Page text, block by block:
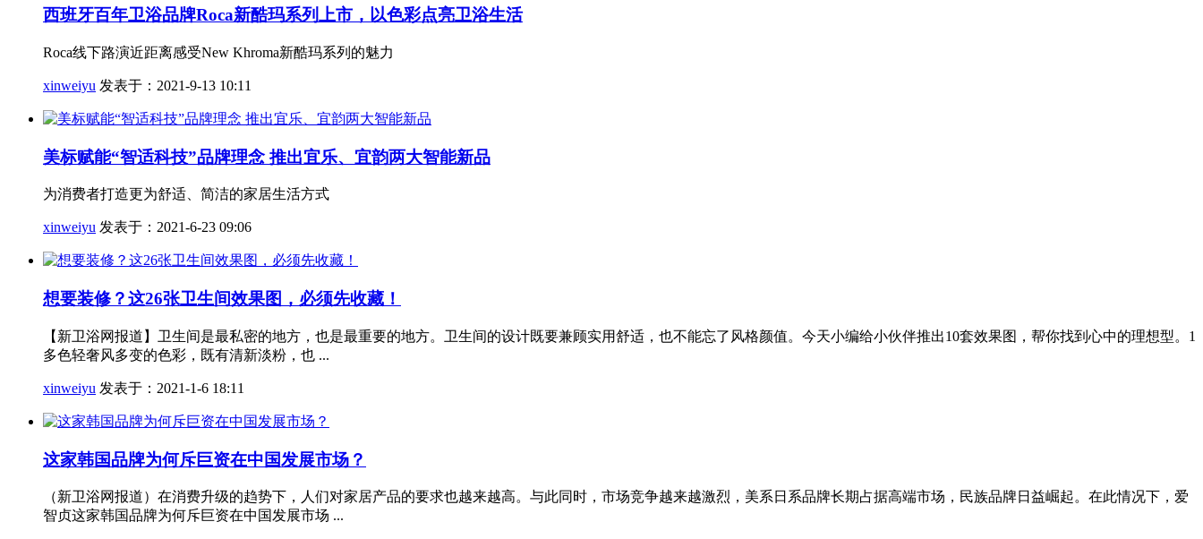
西班牙百年卫浴品牌Roca新酷玛系列上市，以色彩点亮卫浴生活
Roca线下路演近距离感受New Khroma新酷玛系列的魅力
xinweiyu 发表于：2021-9-13 10:11
美标赋能“智适科技”品牌理念 推出宜乐、宜韵两大智能新品
为消费者打造更为舒适、简洁的家居生活方式
xinweiyu 发表于：2021-6-23 09:06
想要装修？这26张卫生间效果图，必须先收藏！
【新卫浴网报道】卫生间是最私密的地方，也是最重要的地方。卫生间的设计既要兼顾实用舒适，也不能忘了风格颜值。今天小编给小伙伴推出10套效果图，帮你找到心中的理想型。1
多色轻奢风多变的色彩，既有清新淡粉，也 ...
xinweiyu 发表于：2021-1-6 18:11
这家韩国品牌为何斥巨资在中国发展市场？
（新卫浴网报道）在消费升级的趋势下，人们对家居产品的要求也越来越高。与此同时，市场竞争越来越激烈，美系日系品牌长期占据高端市场，民族品牌日益崛起。在此情况下，爱
智贞这家韩国品牌为何斥巨资在中国发展市场 ...